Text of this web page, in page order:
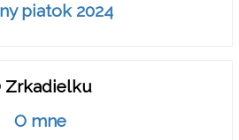
piatok 2024
Zrkadielku
O mne